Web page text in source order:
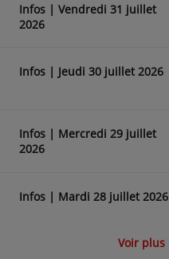
Infos | Vendredi 31 juillet
2026
Infos | Jeudi 30 juillet 2026
Infos | Mercredi 29 juillet
2026
Infos | Mardi 28 juillet 2026
Voir plus